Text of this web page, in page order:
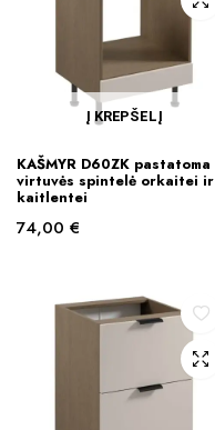
Į KREPŠELĮ
KAŠMYR D60ZK pastatoma
virtuvės spintelė orkaitei ir
kaitlentei
74,00 €